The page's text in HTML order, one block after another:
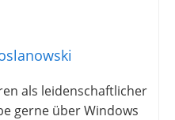
als leidenschaftlicher
gerne über Windows